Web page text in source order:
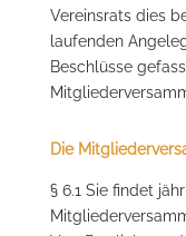
Vereinsrats dies
laufenden
Beschlüsse
Die
§ 6.1 Sie findet